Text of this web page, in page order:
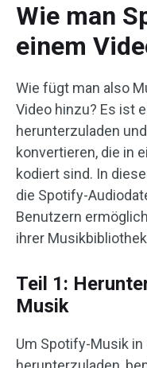
Wie man
einem
Wie fügt man also
Video hinzu? Es ist
herunterzuladen
konvertieren, die in
kodiert sind. In
die Spotify-
Benutzern
ihrer
Teil 1:
Musik
Um Spotify-Musik